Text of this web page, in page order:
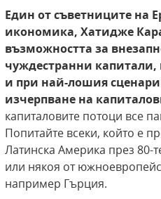
Един от съветниците на
икономика, Хатидже
възможността за
чуждестранни капитали,
и при най-лошия
изчерпване на
капиталовите потоци все
Попитайте всеки, който е
Латинска Америка през 80-
или някоя от
например Гърция.